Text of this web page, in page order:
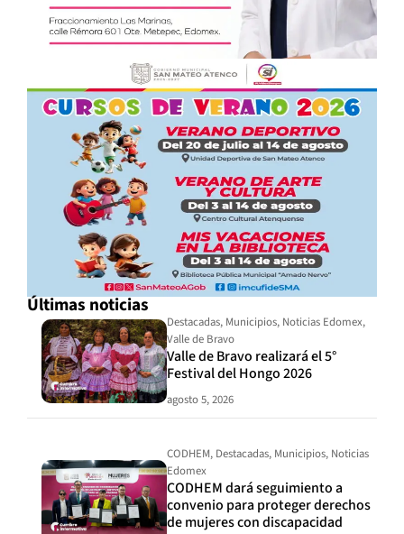
Últimas noticias
Destacadas, Municipios, Noticias Edomex,
Valle de Bravo
Valle de Bravo realizará el 5°
Festival del Hongo 2026
agosto 5, 2026
CODHEM, Destacadas, Municipios, Noticias
Edomex
CODHEM dará seguimiento a
convenio para proteger derechos
de mujeres con discapacidad